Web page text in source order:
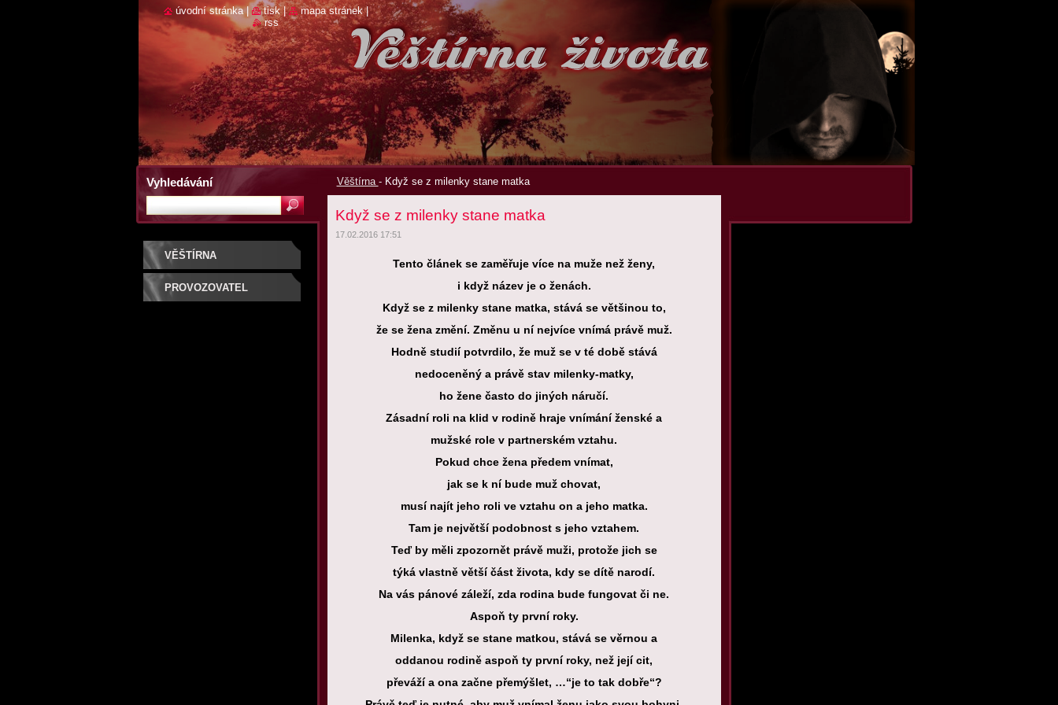
Věštírna - Když se z milenky stane matka
Když se z milenky stane matka
17.02.2016 17:51
Tento článek se zaměřuje více na muže než ženy,
i když název je o ženách.
Když se z milenky stane matka, stává se většinou to,
že se žena změní. Změnu u ní nejvíce vnímá právě muž.
Hodně studií potvrdilo, že muž se v té době stává
nedoceněný aprávě stav milenky-matky,
ho žene často do jiných náručí.
Zásadní roli na klid v rodině hraje vnímání ženské a
mužské role v partnerském vztahu.
Pokud chce žena předem vnímat,
jak se k ní bude muž chovat,
musí najít jeho roli ve vztahu on a jeho matka.
Tam je největší podobnost s jeho vztahem.
Teď by měli zpozornět právě muži, protože jich se
týká vlastně větší část života, kdy se dítě narodí.
Na vás pánové záleží, zda rodina bude fungovat či ne.
Aspoň ty první roky.
Milenka, když se stane matkou, stává se věrnou a
oddanou rodině aspoň ty první roky, než její cit,
převáží a ona začne přemýšlet, …“je to tak dobře“?
VĚŠTÍRNA
PROVOZOVATEL
Vyhledávání
úvodní stránka | tisk | mapa stránek |
rss